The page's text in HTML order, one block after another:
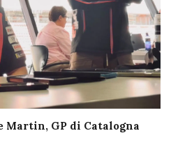
Martin, GP di Catalogna